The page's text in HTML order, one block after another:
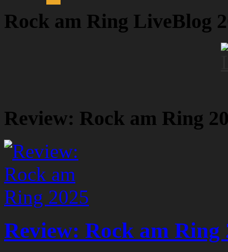
Rock am Ring LiveBlog
Review: Rock am Ring
Review: Rock am Ring